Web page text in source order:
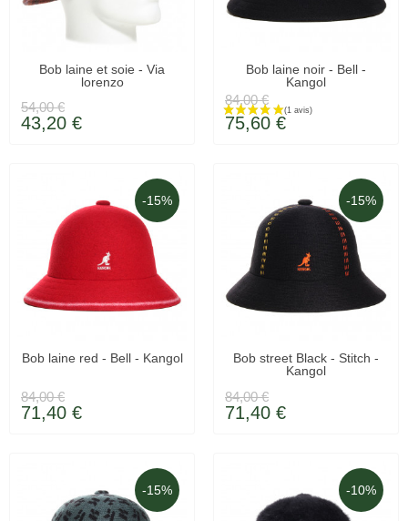
EN STOCK
Bob laine et soie - Via
lorenzo
54,00 €
43,20 €
LIVRAISON 48H
Bob laine noir - Bell -
Kangol
84,00 €
75,60 €
-15%
LIVRAISON 48H
Bob laine red - Bell - Kangol
84,00 €
71,40 €
-15%
LIVRAISON 48H
Bob street Black - Stitch -
Kangol
84,00 €
71,40 €
-15% -10%